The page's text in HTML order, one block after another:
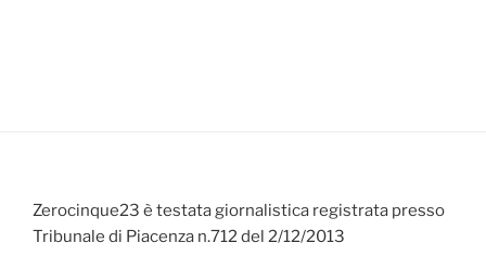
Zerocinque23 è testata giornalistica registrata presso
Tribunale di Piacenza n.712 del 2/12/2013